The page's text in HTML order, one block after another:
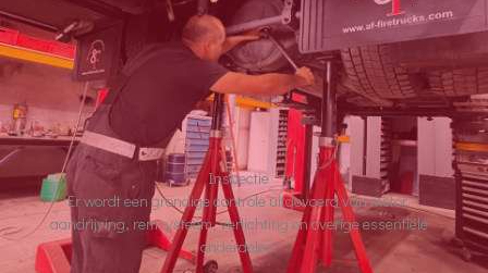
Inspectie
Er wordt een grondige controle uitgevoerd van motor,
aandrijving, remsysteem, verlichting en overige essentiële
onderdelen.